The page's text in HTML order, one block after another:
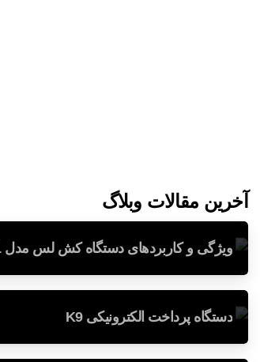
آخرین مقالات وبلاگ
ویژگی و کاربردهای دستگاه کش لس مدل T1
دستگاه پرداخت الکترونیکی K9